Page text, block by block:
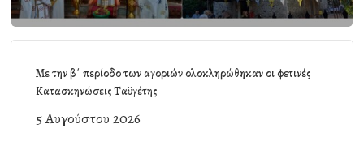
Με την β΄ περίοδο των αγοριών ολοκληρώθηκαν οι φετινές
Κατασκηνώσεις Ταϋγέτης
5 Αυγούστου 2026